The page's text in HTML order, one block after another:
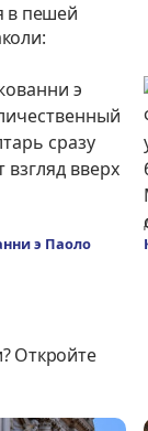
в пешей
э Паоло
Откройте